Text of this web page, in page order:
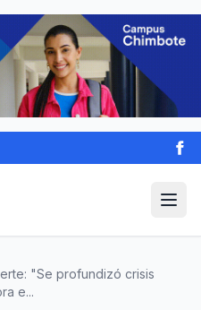
"Se profundizó crisis
e...